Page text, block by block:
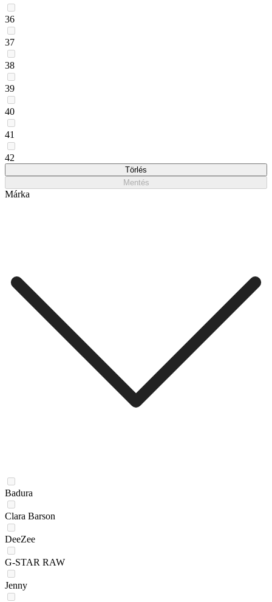
36
37
38
39
40
41
42
Törlés
Mentés
Márka
Badura
Clara Barson
DeeZee
G-STAR RAW
Jenny